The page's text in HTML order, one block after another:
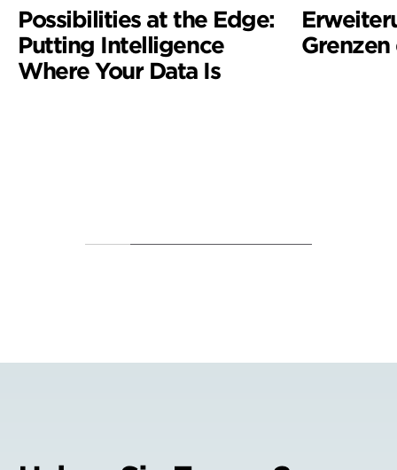
Possibilities at the Edge:
Putting Intelligence
Where Your Data Is